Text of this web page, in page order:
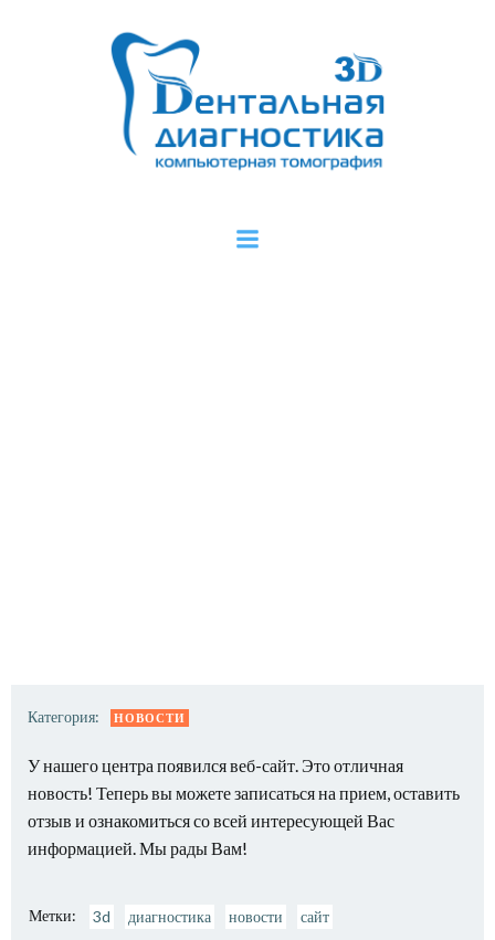
содержимому
Категория: НОВОСТИ
У нашего центра появился веб-сайт. Это отличная
новость! Теперь вы можете записаться на прием, оставить
отзыв и ознакомиться со всей интересующей Вас
информацией. Мы рады Вам!
Метки: 3d диагностика новости сайт